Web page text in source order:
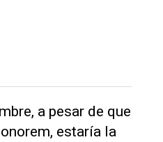
a pesar de que
, estaría la